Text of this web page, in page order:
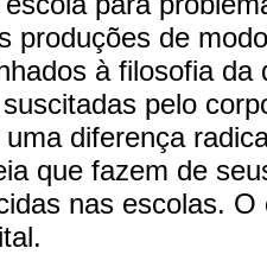
produções de
à filosofia
pelo
diferença
que fazem de
nas escolas.